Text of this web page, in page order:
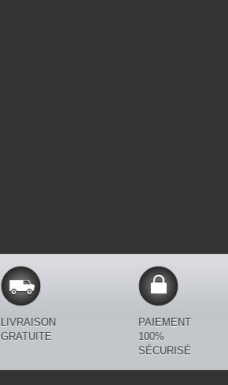
LIVRAISON
GRATUITE
PAIEMENT
100%
SÉCURISÉ